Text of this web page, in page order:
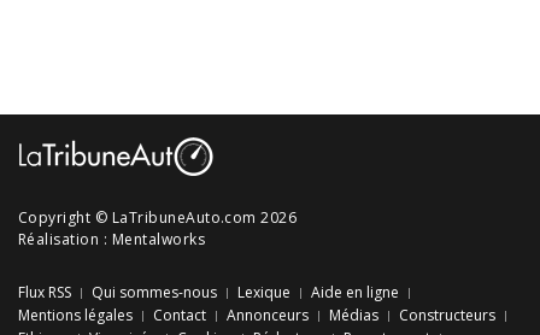
Copyright © LaTribuneAuto.com 2026
Réalisation : Mentalworks
Flux RSS Qui sommes-nous Lexique
Aide en ligne
Mentions légales
Contact Annonceurs Médias
Constructeurs